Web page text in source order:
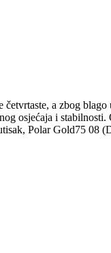
a zbog blago
osjećaja i
Polar Gold75 08